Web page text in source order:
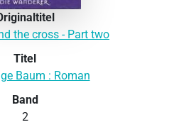
the cross - Part two
Titel
Baum : Roman
Band
2